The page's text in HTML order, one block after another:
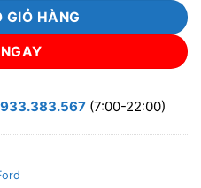
GIỎ HÀNG
(7:00-22:00)